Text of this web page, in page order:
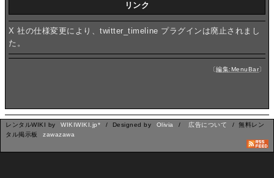
リンク
X 社の仕様変更により、twitter_timeline プラグインは廃止されまし
た。
〔編集:MenuBar〕
レンタルWIKI by WIKIWIKI.jp* / Designed by Olivia / 広告について
/ 無料レン
タル掲示板
zawazawa